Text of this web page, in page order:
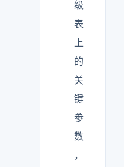
级
表
上
的
关
键
参
数
，